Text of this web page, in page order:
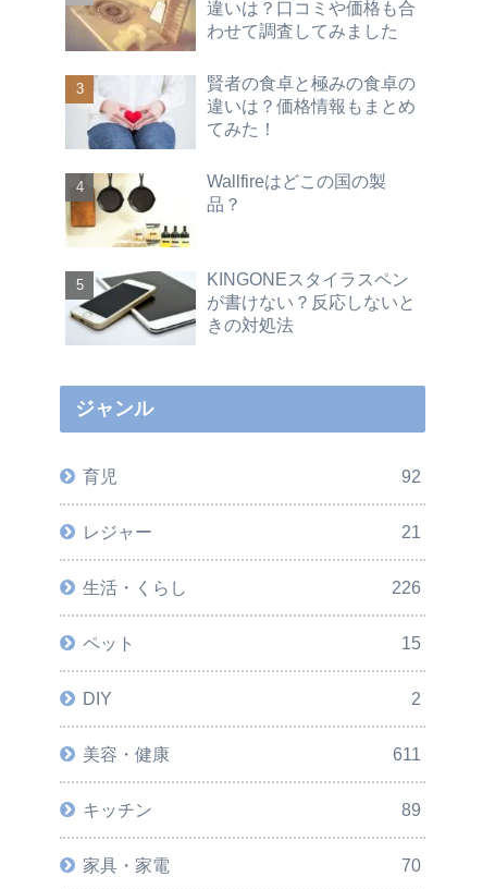
違いは？口コミや価格も合
わせて調査してみました
賢者の食卓と極みの食卓の
違いは？価格情報もまとめ
てみた！
Wallfireはどこの国の製
品？
KINGONEスタイラスペン
が書けない？反応しないと
きの対処法
ジャンル
育児 92
レジャー 21
生活・くらし 226
ペット 15
DIY 2
美容・健康 611
キッチン 89
家具・家電 70